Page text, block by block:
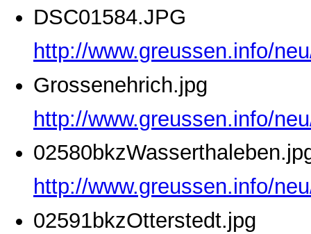
DSC01584.JPG
http://www.greussen.info/
Grossenehrich.jpg
http://www.greussen.info/
http://www.greussen.info/
02591bkzOtterstedt.jpg